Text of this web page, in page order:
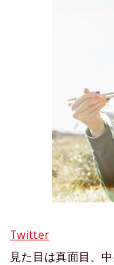
Twitter
見た目は真面目、